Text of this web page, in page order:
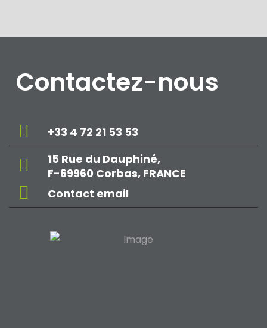
Contactez-nous
+33 4 72 21 53 53
15 Rue du Dauphiné,
F-69960 Corbas, FRANCE
Contact email